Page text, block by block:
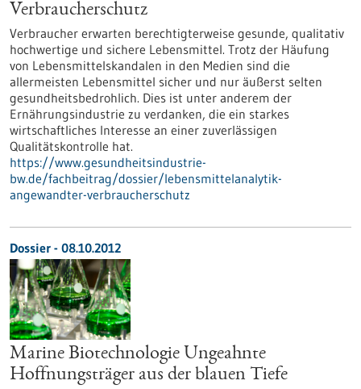
Verbraucherschutz
Verbraucher erwarten berechtigterweise gesunde, qualitativ
hochwertige und sichere Lebensmittel. Trotz der Häufung
von Lebensmittelskandalen in den Medien sind die
allermeisten Lebensmittel sicher und nur äußerst selten
gesundheitsbedrohlich. Dies ist unter anderem der
Ernährungsindustrie zu verdanken, die ein starkes
wirtschaftliches Interesse an einer zuverlässigen
Qualitätskontrolle hat.
https://www.gesundheitsindustrie-
bw.de/fachbeitrag/dossier/lebensmittelanalytik-
angewandter-verbraucherschutz
Dossier - 08.10.2012
Marine Biotechnologie Ungeahnte
Hoffnungsträger aus der blauen Tiefe